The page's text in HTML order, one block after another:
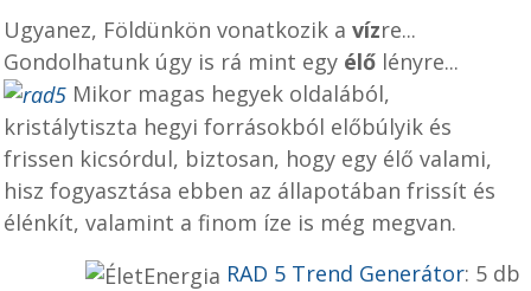
Ugyanez, Földünkön vonatkozik a vízre...
Gondolhatunk úgy is rá mint egy élő lényre...
Mikor magas hegyek oldalából,
kristálytiszta hegyi forrásokból előbúlyik és
frissen kicsórdul, biztosan, hogy egy élő valami,
hisz fogyasztása ebben az állapotában frissít és
élénkít, valamint a finom íze is még megvan.
RAD 5 Trend Generátor: 5 db